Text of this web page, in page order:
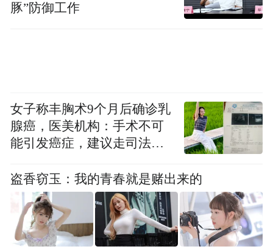
里克·奥伯特在视频致辞中表示，南京与伊斯
动，完美诠释了联合国教科文组织关于城市
历史景观保护的理念。
豚”防御工作
女子称丰胸术9个月后确诊乳
腺癌，医美机构：手术不可
能引发癌症，建议走司法途
盗香窃玉：我的青春就是赌出来的